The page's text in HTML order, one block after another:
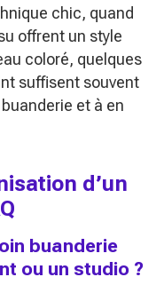
chic, quand
offrent un style
coloré, quelques
suffisent souvent
et à en
d’un
buanderie
ou un studio ?